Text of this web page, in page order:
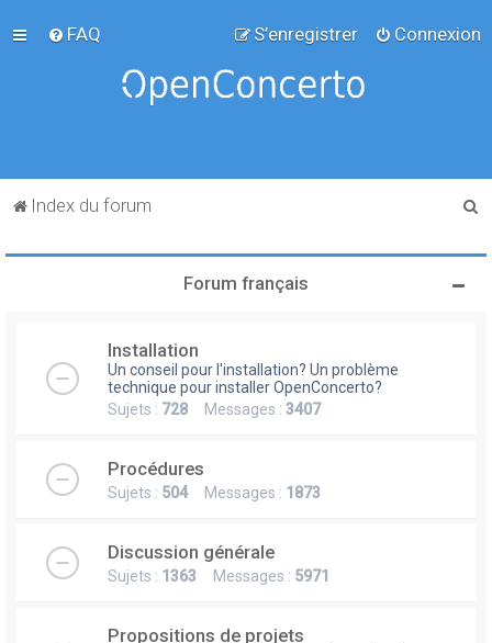
FAQ Connexion
S’enregistrer
Index du forum
Forum français
Installation
Un conseil pour l'installation? Un problème
technique pour installer OpenConcerto?
Sujets : 728 Messages : 3407
Procédures
Sujets : 504Messages : 1873
Discussion générale
Sujets : 1363 Messages : 5971
Propositions de projets